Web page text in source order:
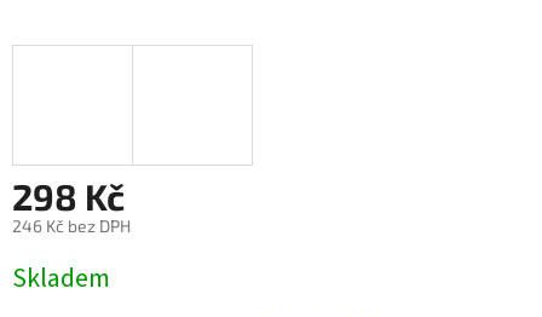
298 Kč
246 Kč bez DPH
cena:
Skladem